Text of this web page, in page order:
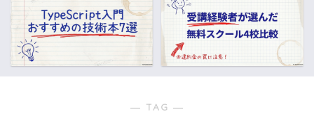
― TAG ―